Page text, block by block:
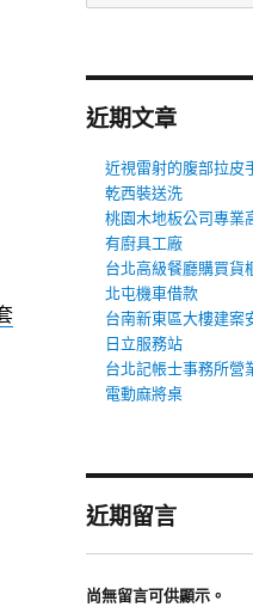
近期文章
近視雷射的腹部拉皮
乾西裝送洗
桃園木地板公司專業
有廚具工廠
台北高級餐廳購買貨
北屯機車借款
台南新東區大樓建案
日立服務站
台北記帳士事務所營
電動麻將桌
近期留言
尚無留言可供顯示。